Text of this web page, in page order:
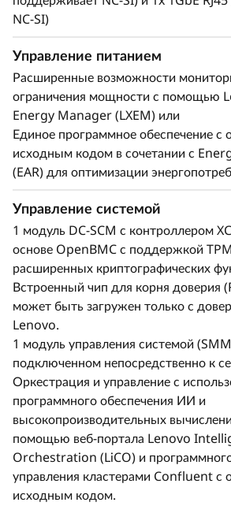
NC-SI)
Управление питанием
Расширенные возможности
ограничения мощности с помощью
Energy Manager (LXEM) или
Единое программное обеспечение с
исходным кодом в сочетании с
(EAR) для оптимизации
Управление системой
1 модуль DC-SCM с контроллером
основе OpenBMC с поддержкой
расширенных криптографических
Встроенный чип для корня доверия
может быть загружен только с
Lenovo.
1 модуль управления системой
подключенном непосредственно к
Оркестрация и управление с
программного обеспечения ИИ и
высокопроизводительных
помощью веб-портала Lenovo
Orchestration (LiCO) и
управления кластерами Confluent с
исходным кодом.